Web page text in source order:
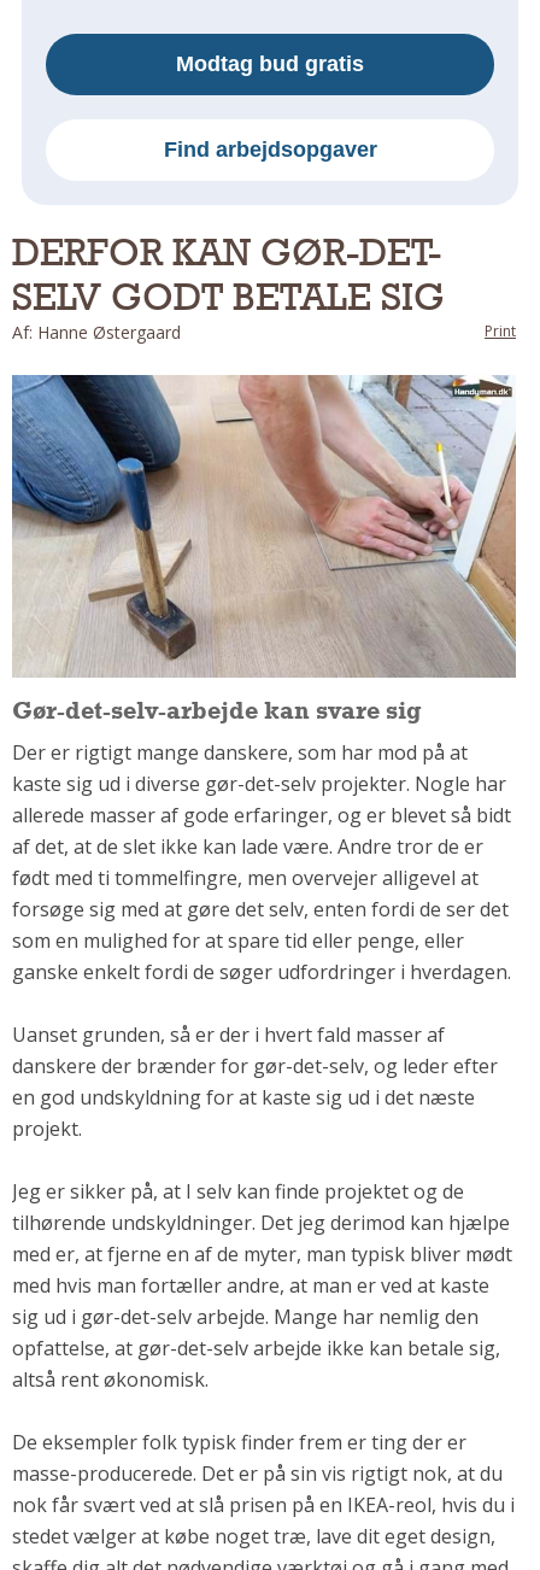
Montage Og Udskiftning
Reparation Og Vedligehold
Udendørs
Kan Det Males?
MURER
Reparationer
Om Materialer
Om Værktøj
GLARMESTER
Udskiftning Og Montage
Om Materialer
HANDYMAN
Tips Og Tricks
Kemi
Andet
Båd
GARTNER
Beplantning
Belægning
Om Værktøj
Rengøring Af Overflader
Pletleksikon
Modtag bud gratis
Find arbejdsopgaver
DERFOR KAN GØR-DET-
SELV GODT BETALE SIG
Af: Hanne Østergaard Print
Gør-det-selv-arbejde kan svare sig
Der er rigtigt mange danskere, som har mod på at
kaste sig ud i diverse gør-det-selv projekter. Nogle har
allerede masser af gode erfaringer, og er blevet så bidt
af det, at de slet ikke kan lade være. Andre tror de er
født med ti tommelfingre, men overvejer alligevel at
forsøge sig med at gøre det selv, enten fordi de ser det
som en mulighed for at spare tid eller penge, eller
ganske enkelt fordi de søger udfordringer i hverdagen.
Uanset grunden, så er der i hvert fald masser af
danskere der brænder for gør-det-selv, og leder efter
en god undskyldning for at kaste sig ud i det næste
projekt.
Jeg er sikker på, at I selv kan finde projektet og de
tilhørende undskyldninger. Det jeg derimod kan hjælpe
med er, at fjerne en af de myter, man typisk bliver mødt
med hvis man fortæller andre, at man er ved at kaste
sig ud i gør-det-selv arbejde. Mange har nemlig den
opfattelse, at gør-det-selv arbejde ikke kan betale sig,
altså rent økonomisk.
De eksempler folk typisk finder frem er ting der er
masse-producerede. Det er på sin vis rigtigt nok, at du
nok får svært ved at slå prisen på en IKEA-reol, hvis du i
stedet vælger at købe noget træ, lave dit eget design,